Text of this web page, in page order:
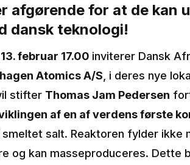
afgørende for at de kan
dansk teknologi!
februar 17.00 inviterer Dansk
Atomics A/S , i deres nye
stifter Thomas Jam Pedersen
af en af verdens første
salt. Reaktoren fylder ikke
og kan masseproduceres. Dette